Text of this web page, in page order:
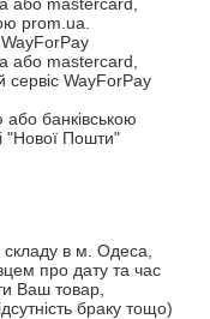
prom.ua.
або mastercard,
сервіс WayForPay
або банківською
"Нової Пошти"
в м. Одеса,
про дату та час
Ваш товар,
браку тощо)